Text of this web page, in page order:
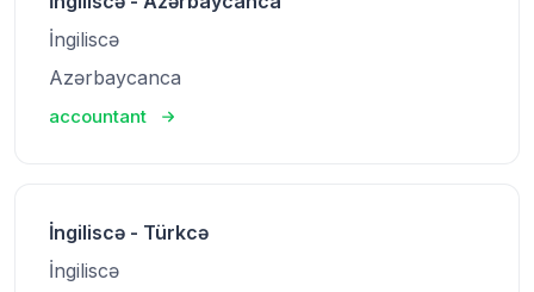
İngiliscə
Azərbaycanca
accountant
İngiliscə - Türkcə
İngiliscə